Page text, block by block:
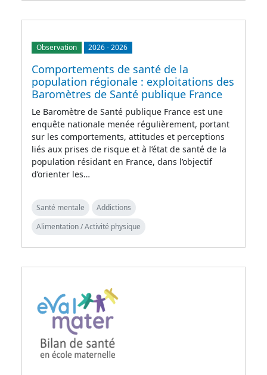
Observation 2026-2026
Comportements de santé de la
population régionale : exploitations des
Baromètres de Santé publique France
Le Baromètre de Santé publique France est une
enquête nationale menée régulièrement, portant
sur les comportements, attitudes et perceptions
liés aux prises de risque et à l’état de santé de la
population résidant en France, dans l’objectif
d’orienter les…
Santé mentale
Addictions
Alimentation / Activité physique